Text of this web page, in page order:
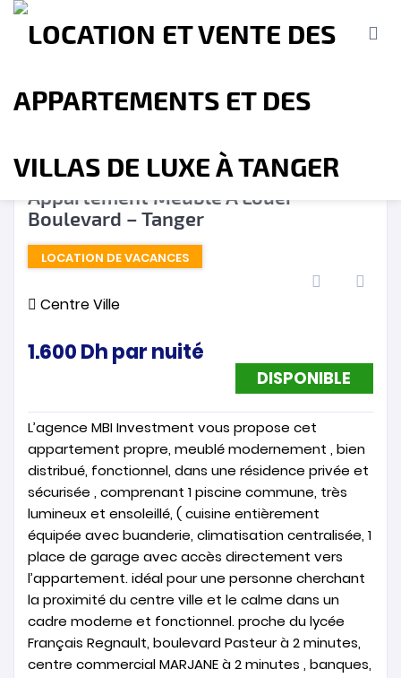
Terrains Location de Vacances
❮ ❯
Appartement Meublé A Louer –
Boulevard – Tanger
LOCATION DE VACANCES
Centre Ville
1.600Dhpar nuité
DISPONIBLE
L’agence MBI Investment vous propose cet
appartement propre, meublé modernement , bien
distribué, fonctionnel, dans une résidence privée et
sécurisée , comprenant 1 piscine commune, très
lumineux et ensoleillé, ( cuisine entièrement
équipée avec buanderie, climatisation centralisée, 1
place de garage avec accès directement vers
l’appartement. idéal pour une personne cherchant
la proximité du centre ville et le calme dans un
cadre moderne et fonctionnel. proche du lycée
Français Regnault, boulevard Pasteur à 2 minutes,
centre commercial MARJANE à 2 minutes , banques,